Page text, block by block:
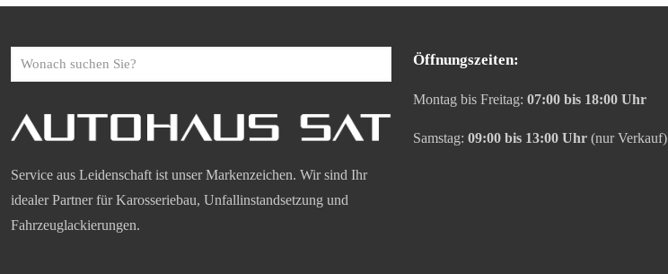
Wonach
suchen
Service aus Leidenschaft ist unser Markenzeichen. Wir sind Ihr
idealer Partner für Karosseriebau, Unfallinstandsetzung und
Fahrzeuglackierungen.
Öffnungszeiten:
Montag bis Freitag: 07:00 bis 18:00 Uhr
Samstag: 09:00 bis 13:00 Uhr(nur Verkauf)